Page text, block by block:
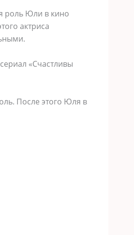
роль Юли в кино
актриса
«Счастливы
После этого Юля в